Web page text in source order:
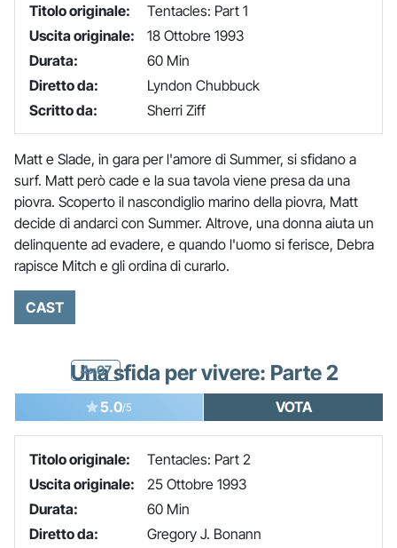
Titolo originale:
Tentacles: Part 1
Uscita originale:
18 Ottobre 1993
Durata:
60 Min
Diretto da:
Lyndon Chubbuck
Scritto da:
Sherri Ziff
Matt e Slade, in gara per l'amore di Summer, si sfidano a
surf. Matt però cade e la sua tavola viene presa da una
piovra. Scoperto il nascondiglio marino della piovra, Matt
decide di andarci con Summer. Altrove, una donna aiuta un
delinquente ad evadere, e quando l'uomo si ferisce, Debra
rapisce Mitch e gli ordina di curarlo.
CAST
4x07
Una sfida per vivere: Parte 2
5.0/5 VOTA
Titolo originale:
Tentacles: Part 2
Uscita originale:
25 Ottobre 1993
Durata:
60 Min
Diretto da:
Gregory J. Bonann